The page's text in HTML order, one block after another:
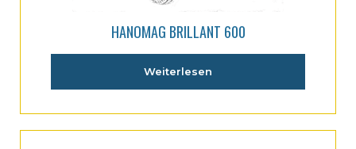
HANOMAG BRILLANT 600
Weiterlesen